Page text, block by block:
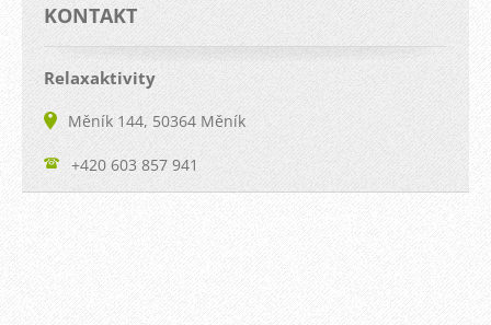
KONTAKT
Relaxaktivity
Měník 144, 50364 Měník
+420 603 857 941